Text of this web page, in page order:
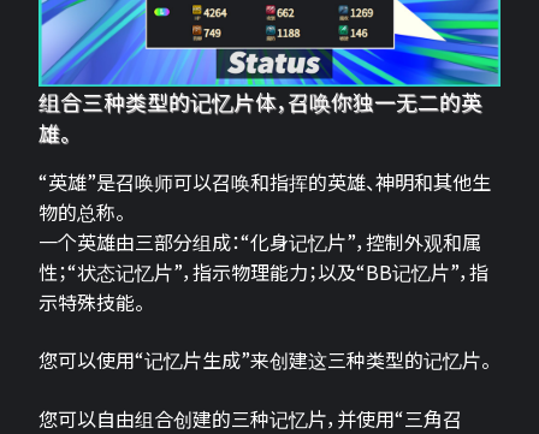
组合三种类型的记忆片体，召唤你独一无二的英
雄。
“英雄”是召唤师可以召唤和指挥的英雄、神明和其他生
物的总称。
一个英雄由三部分组成：“化身记忆片”，控制外观和属
性；“状态记忆片”，指示物理能力；以及“BB记忆片”，指
示特殊技能。
您可以使用“记忆片生成”来创建这三种类型的记忆片。
您可以自由组合创建的三种记忆片，并使用“三角召